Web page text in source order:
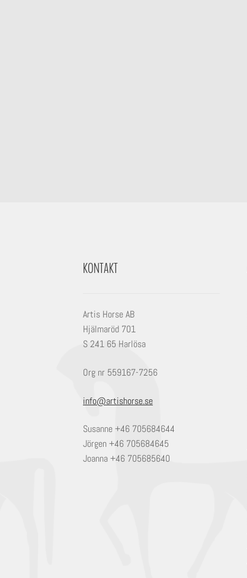
KONTAKT
Artis Horse AB
Hjälmaröd 701
S 241 65 Harlösa
Org nr 559167-7256
info@artishorse.se
Susanne +46 705684644
Jörgen +46 705684645
Joanna +46 705685640